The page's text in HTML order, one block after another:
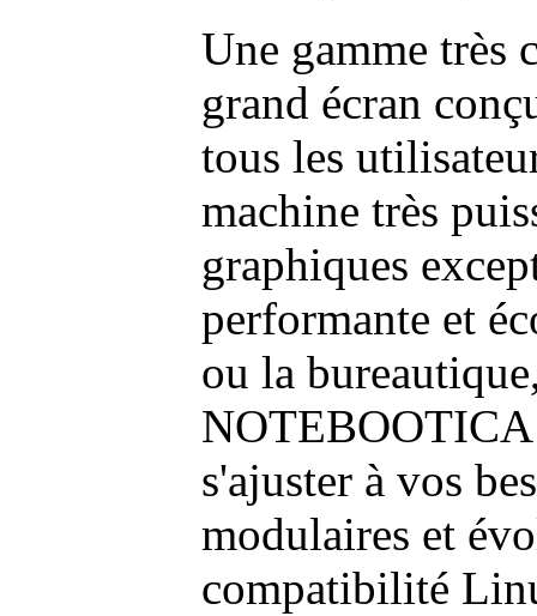
Une gamme très
grand écran
tous les
machine très
graphiques
performante et
ou la
NOTEBOOTICA
s'ajuster à vos
modulaires et
compatibilité